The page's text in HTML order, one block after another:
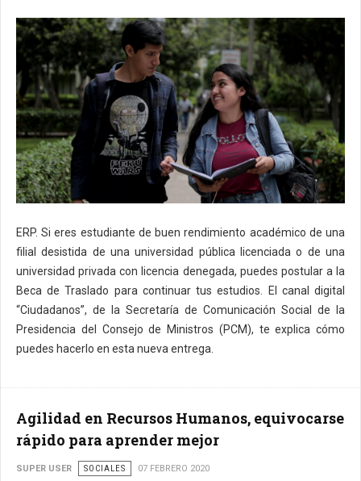
ERP. Si eres estudiante de buen rendimiento académico de una
filial desistida de una universidad pública licenciada o de una
universidad privada con licencia denegada, puedes postular a la
Beca de Traslado para continuar tus estudios. El canal digital
“Ciudadanos”, de la Secretaría de Comunicación Social de la
Presidencia del Consejo de Ministros (PCM), te explica cómo
puedes hacerlo en esta nueva entrega.
Agilidad en Recursos Humanos, equivocarse
rápido para aprender mejor
SUPER USER SOCIALES 07 FEBRERO 2020